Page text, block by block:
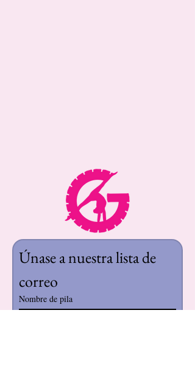
Únase a nuestra lista de
correo
Nombre de pila